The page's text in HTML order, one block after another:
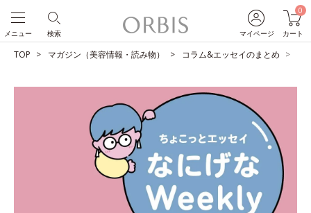
マイページ
0
カート
検索
メニュー
TOP マガジン（美容情報・読み物） コラム&エッセイのまとめ